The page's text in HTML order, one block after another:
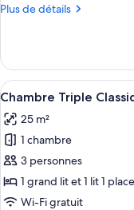
chambre :
Classique
pour
1
personne
Plus de détails
Plus
le
type
de
Chambre
Double
Classique
pour
personne
Afficher
toutes
les
photos
pour
ce
type
6
Chambre Triple
25 m²
1 chambre
3 personnes
1 grand lit et 1 lit 1
Wi-Fi gratuit